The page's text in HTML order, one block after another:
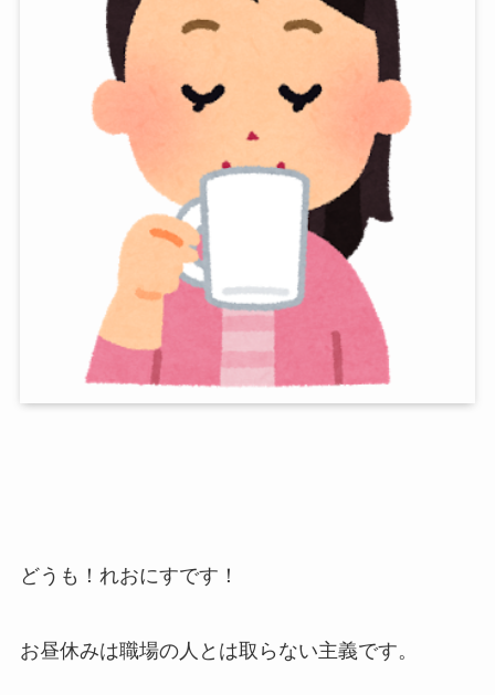
どうも！れおにすです！
お昼休みは職場の人とは取らない主義です。